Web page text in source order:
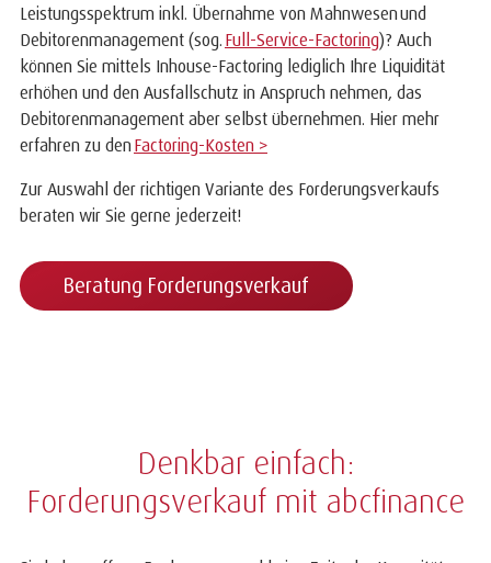
Leistungsspektrum inkl. Übernahme von Mahnwesen und
Debitorenmanagement (sog. Full-Service-Factoring)? Auch
können Sie mittels Inhouse-Factoring lediglich Ihre Liquidität
erhöhen und den Ausfallschutz in Anspruch nehmen, das
Debitorenmanagement aber selbst übernehmen. Hier mehr
erfahren zu den Factoring-Kosten >
Zur Auswahl der richtigen Variante des Forderungsverkaufs
beraten wir Sie gerne jederzeit!
Beratung Forderungsverkauf
Denkbar einfach:
Forderungsverkauf mit abcfinance